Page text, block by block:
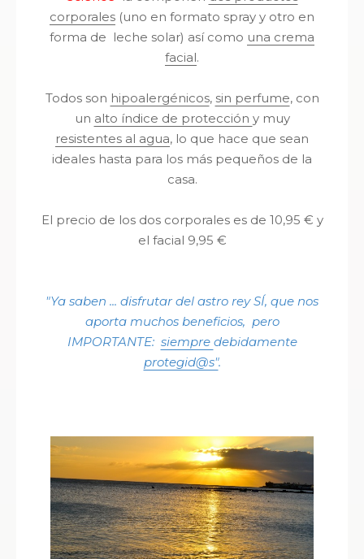
corporales (uno en formato spray y otro en
forma de leche solar) así como una crema
facial.
Todos son hipoalergénicos, sin perfume, con
un alto índice de protección y muy
resistentes al agua, lo que hace que sean
ideales hasta para los más pequeños de la
casa.
El precio de los dos corporales es de 10,95 € y
el facial 9,95 €
"Ya saben ... disfrutar del astro rey SÍ, que nos
aporta muchos beneficios, pero
IMPORTANTE: siempre debidamente
protegid@s".